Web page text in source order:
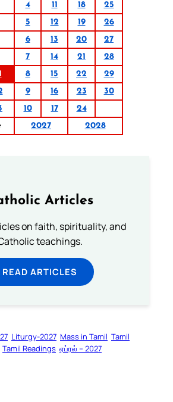
4 11 18
25
5 12 19
26
6 13 20
27
7 14 21
28
8 15 22
29
9 16 23
30
10 17
24
2027 2028
Articles
on faith, spirituality, and
teachings.
READ ARTICLES
Liturgy-2027 Mass in Tamil Tamil
Tamil Readings ஏப்ரல் – 2027